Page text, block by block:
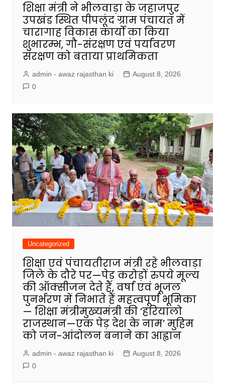
शिक्षा मंत्री ने भीलवाड़ा के जहाजपुर
उपखंड स्थित पीपलूंद ग्राम पंचायत में
चारागाह विकास कार्यो का किया
शुभारम्भ, गौ-संरक्षण एवं पर्यावरण
संरक्षण को बताया प्राथमिकता
admin - awaz rajasthan ki
August 8, 2026
0
Uncategorized
शिक्षा एवं पंचायतीराज मंत्री रहे भीलवाड़ा
जिले के दौरे पर—पेड़ करोड़ों रुपये मूल्य
की ऑक्सीजन देते हैं, वर्षा एवं भूजल
पुनर्भरण में निभाते हैं महत्वपूर्ण भूमिका
— शिक्षा मंत्रीमुख्यमंत्री की ‘हरियालो
राजस्थान—एक पेड़ देश के नाम’ मुहिम
को जन-आंदोलन बनाने का आह्वान
admin - awaz rajasthan ki
August 8, 2026
0